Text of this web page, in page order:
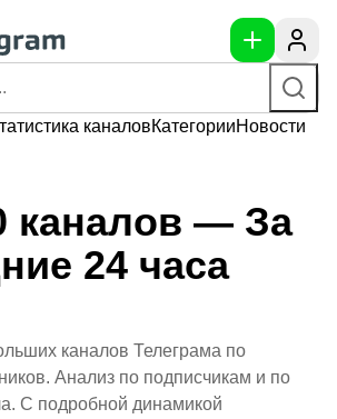
каналовКатегорииНовости
каналов — За
24 часа
каналов Телеграма по
Анализ по подписчикам и по
С подробной динамикой